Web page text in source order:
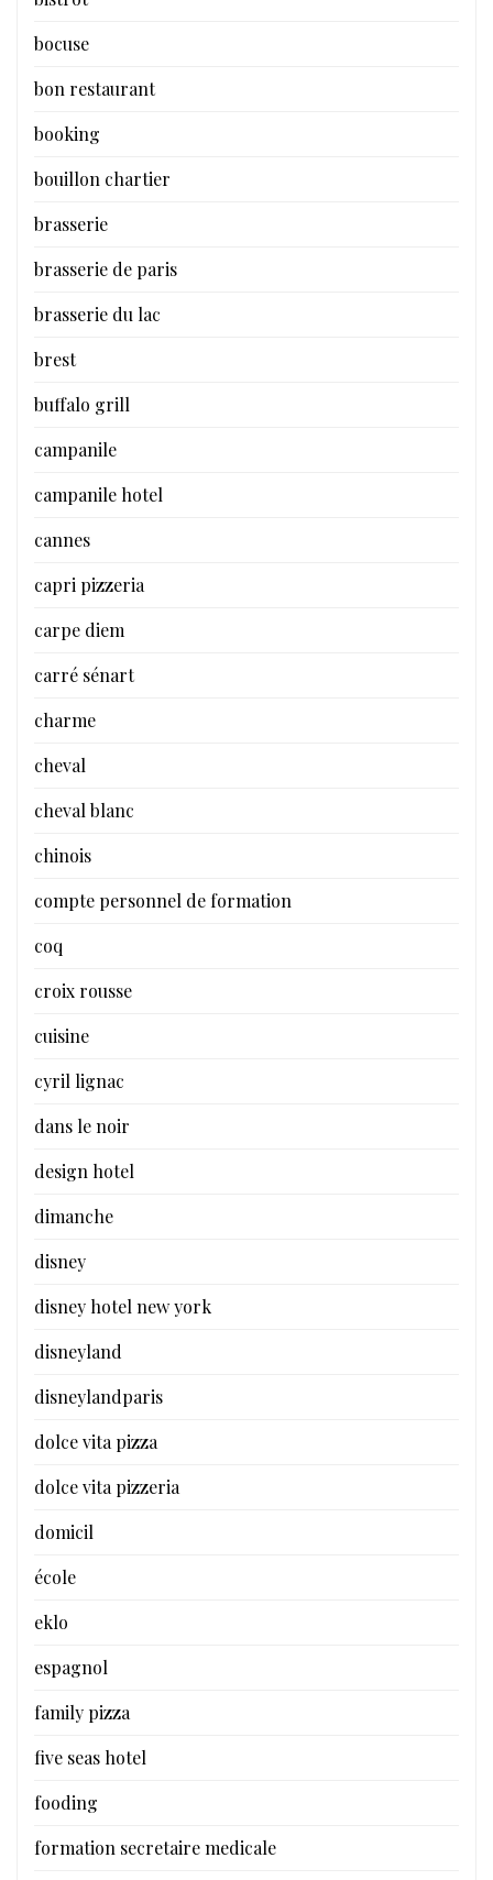
bocuse
bon restaurant
booking
bouillon chartier
brasserie
brasserie de paris
brasserie du lac
brest
buffalo grill
campanile
campanile hotel
cannes
capri pizzeria
carpe diem
carré sénart
charme
cheval
cheval blanc
chinois
compte personnel de formation
coq
croix rousse
cuisine
cyril lignac
dans le noir
design hotel
dimanche
disney
disney hotel new york
disneyland
disneylandparis
dolce vita pizza
dolce vita pizzeria
domicil
école
eklo
espagnol
family pizza
five seas hotel
fooding
formation secretaire medicale